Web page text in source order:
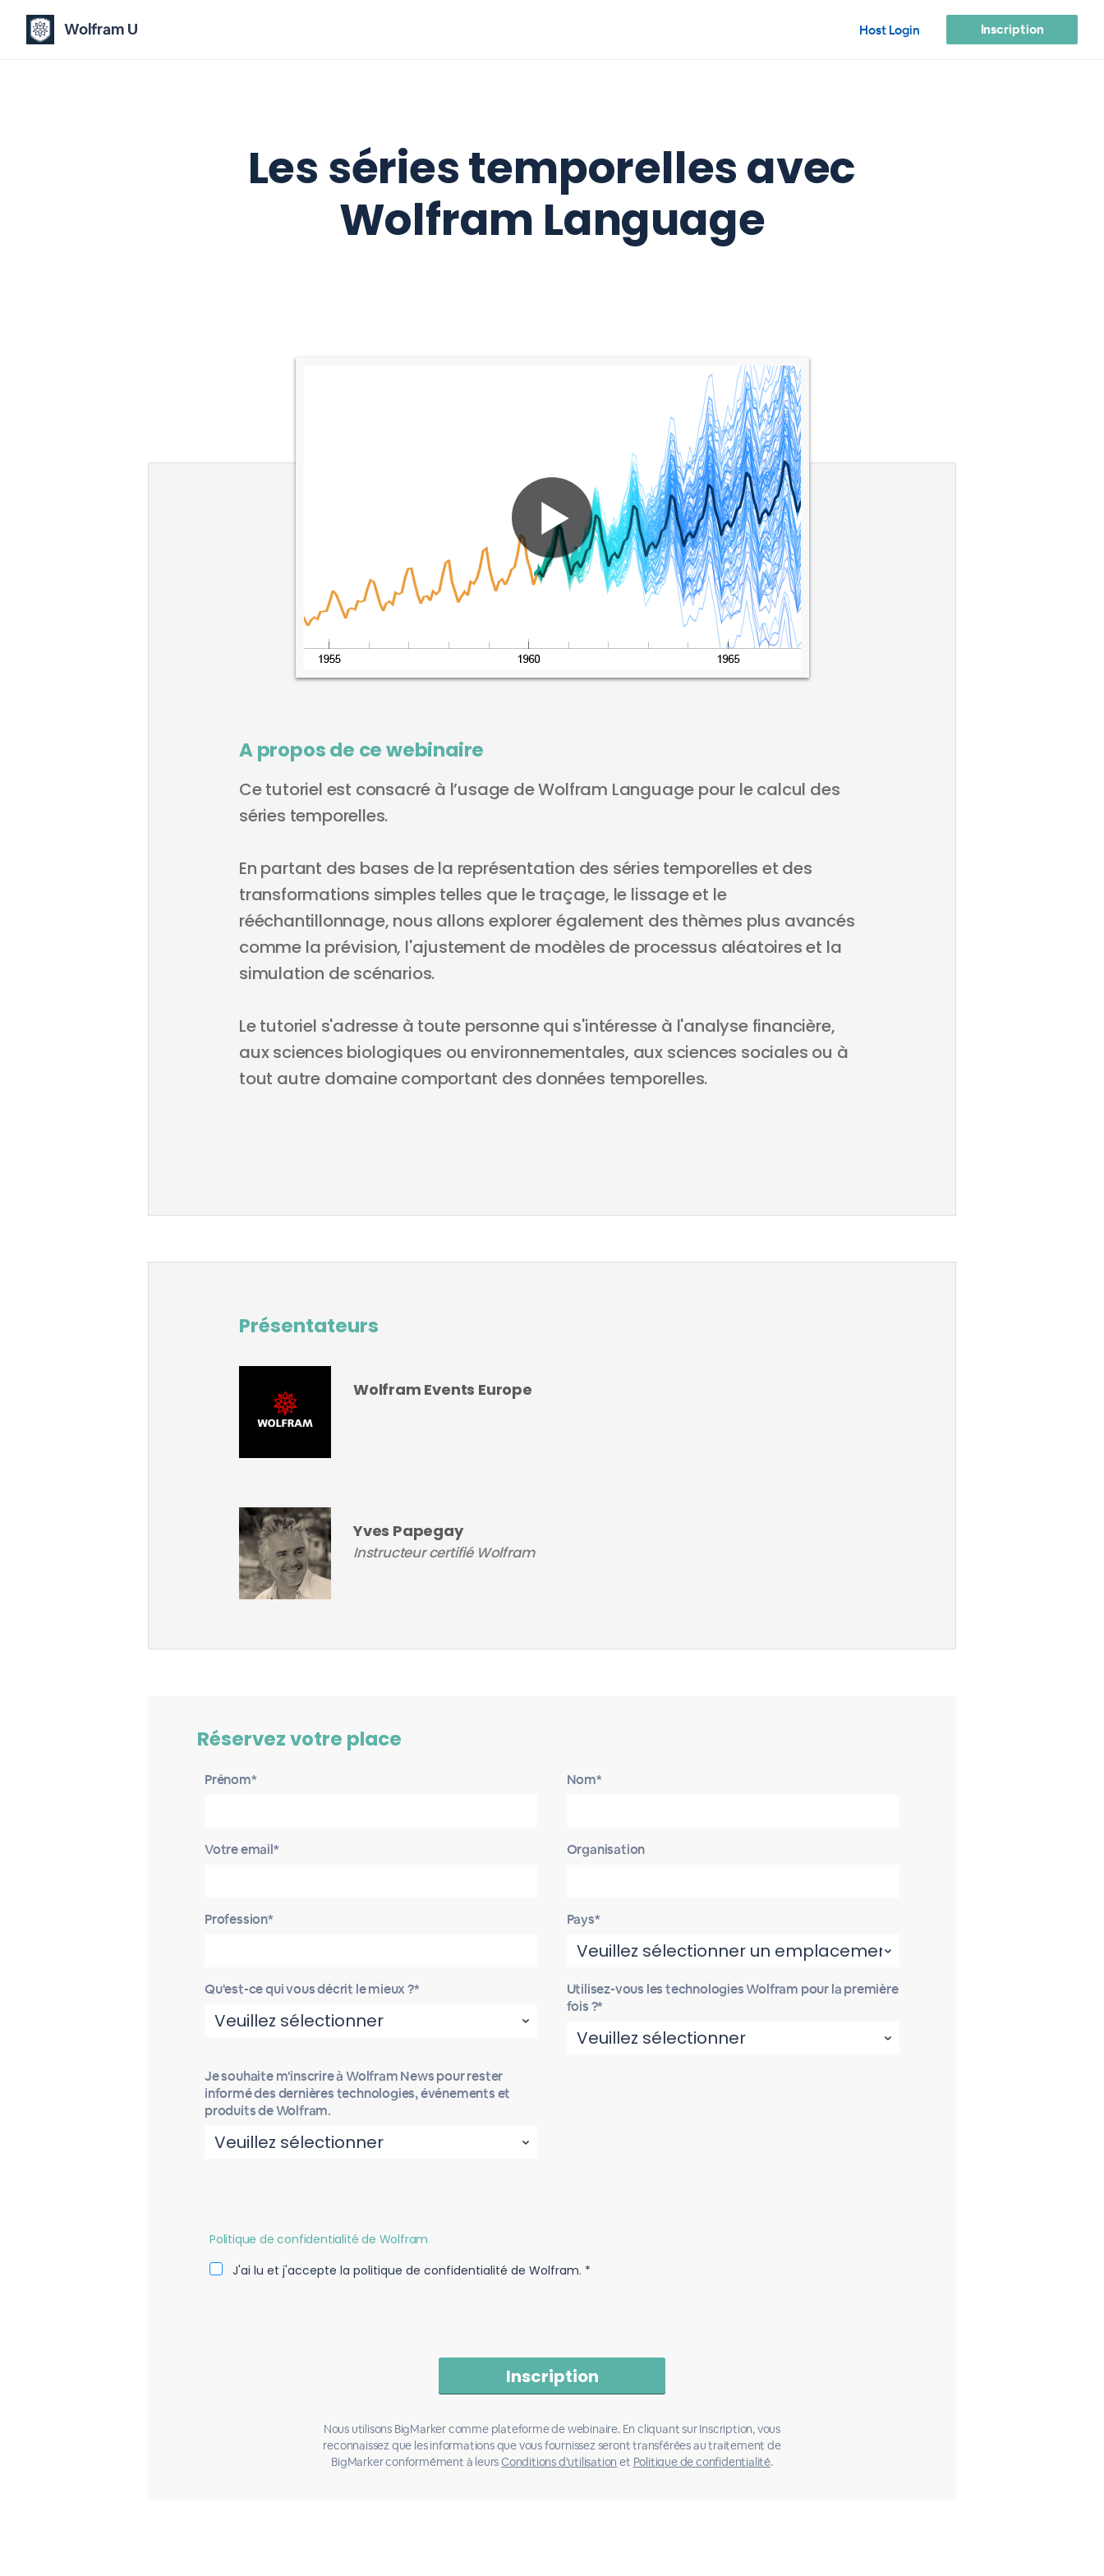
Wolfram U Host Login Inscription
Les séries temporelles avec
Wolfram Language
A propos de ce webinaire
Ce tutoriel est consacré à l’usage de Wolfram Language pour le calcul des
séries temporelles.
En partant des bases de la représentation des séries temporelles et des
transformations simples telles que le traçage, le lissage et le
rééchantillonnage, nous allons explorer également des thèmes plus avancés
comme la prévision, l'ajustement de modèles de processus aléatoires et la
simulation de scénarios.
Le tutoriel s'adresse à toute personne qui s'intéresse à l'analyse financière,
aux sciences biologiques ou environnementales, aux sciences sociales ou à
tout autre domaine comportant des données temporelles.
Présentateurs
Wolfram Events Europe
Yves Papegay
Instructeur certifié Wolfram
Réservez votre place
Prénom* Nom*
Votre email* Organisation
Profession* Pays*
Qu'est-ce qui vous décrit le mieux ?*
Utilisez-vous les technologies Wolfram pour la première
fois ?*
Je souhaite m'inscrire à Wolfram News pour rester
informé des dernières technologies, événements et
produits de Wolfram.
Politique de confidentialité de Wolfram
J'ai lu et j'accepte la politique de confidentialité de Wolfram. *
Nous utilisons BigMarker comme plateforme de webinaire. En cliquant sur Inscription, vous
reconnaissez que les informations que vous fournissez seront transférées au traitement de
BigMarker conformément à leursConditions d'utilisation et Politique de confidentialité.